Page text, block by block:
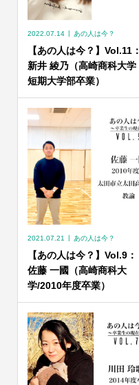
2022.07.14 あの人は今？
【あの人は今？】Vol.11：
新井 綾乃（高崎商科大学
短期大学部卒業）
2021.07.21 あの人は今？
【あの人は今？】Vol.9：
佐藤 一國（高崎商科大
学/2010年度卒業）